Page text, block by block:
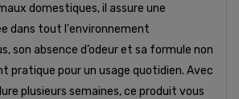
domestiques, il assure une
dans tout l'environnement
son absence d’odeur et sa formule non
pratique pour un usage quotidien. Avec
plusieurs semaines, ce produit vous